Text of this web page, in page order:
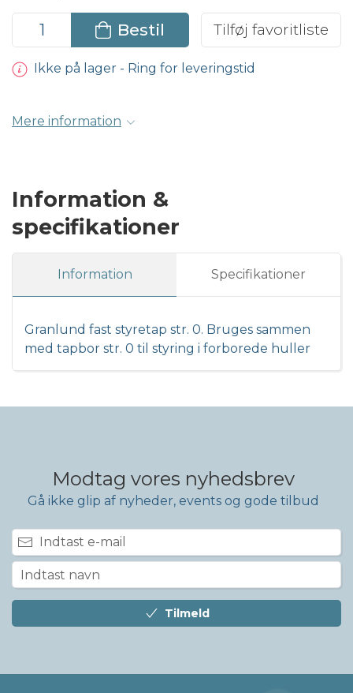
Bestil Tilføj favoritliste
Ikke på lager - Ring for leveringstid
Mere information
Information &
specifikationer
Information Specifikationer
Granlund fast styretap str. 0. Bruges sammen
med tapbor str. 0 til styring i forborede huller
Modtag vores nyhedsbrev
Gå ikke glip af nyheder, events og gode tilbud
Tilmeld